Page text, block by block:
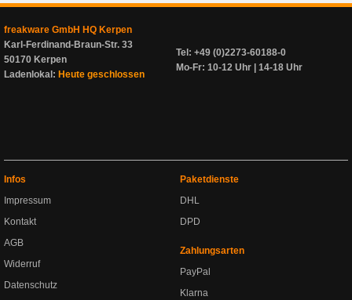
freakware GmbH HQ Kerpen
Karl-Ferdinand-Braun-Str. 33
50170 Kerpen
Ladenlokal: Heute geschlossen
Tel: +49 (0)2273-60188-0
Mo-Fr: 10-12 Uhr | 14-18 Uhr
Infos
Impressum
Kontakt
AGB
Widerruf
Datenschutz
Paketdienste
DHL
DPD
Zahlungsarten
PayPal
Klarna